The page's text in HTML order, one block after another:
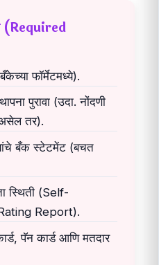
(Required
फॉर्मेटमध्ये).
पुरावा (उदा. नोंदणी
तर).
बँक स्टेटमेंट (बचत
स्थिती (Self-
Report).
पॅन कार्ड आणि मतदार